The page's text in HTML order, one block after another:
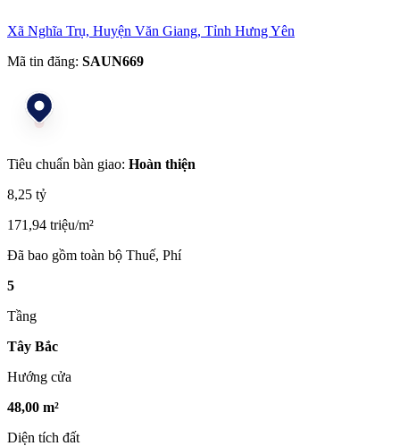
Xã Nghĩa Trụ, Huyện Văn Giang, Tỉnh Hưng Yên
Mã tin đăng: SAUN669
Tiêu chuẩn bàn giao: Hoàn thiện
8,25 tỷ
171,94 triệu/m²
Đã bao gồm toàn bộ Thuế, Phí
5
Tầng
Tây Bắc
Hướng cửa
48,00 m²
Diện tích đất